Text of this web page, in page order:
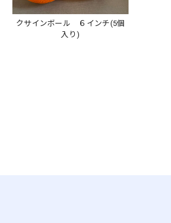
クサインボール ６インチ(5個
入り)